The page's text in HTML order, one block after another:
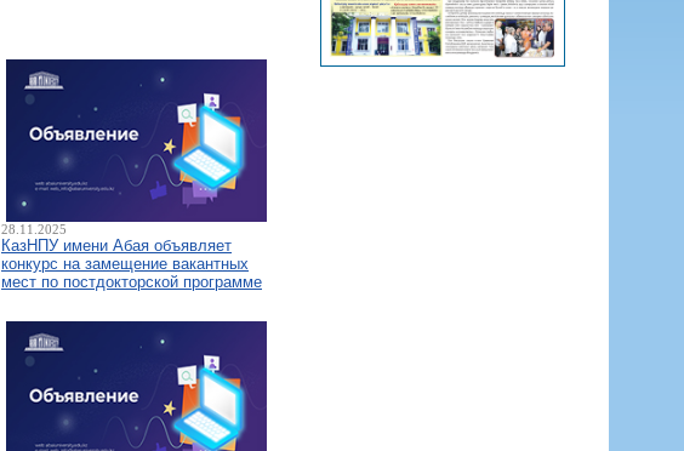
28.11.2025
КазНПУ имени Абая объявляет
конкурс на замещение вакантных
мест по постдокторской программе